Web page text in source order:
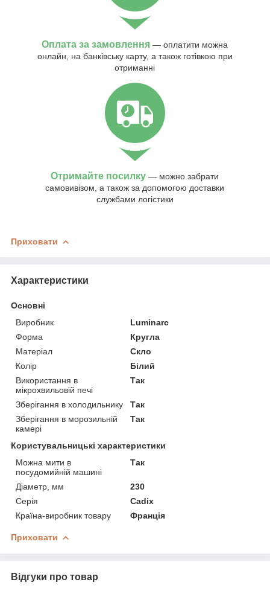
Оплата за замовлення — оплатити можна
онлайн, на банківську карту, а також готівкою при
отриманні
Отримайте посилку — можно забрати
самовивізом, а також за допомогою доставки
службами логістики
Приховати
Характеристики
Основні
Виробник
Luminarc
Форма
Кругла
Матеріал
Скло
Колір
Білий
Використання в
мікрохвильовій печі
Так
Зберігання в холодильнику
Так
Зберігання в морозильній
камері
Так
Користувальницькі характеристики
Можна мити в
посудомийній машині
Так
Діаметр, мм
230
Серія
Cadix
Країна-виробник товару
Франція
Приховати
Відгуки про товар